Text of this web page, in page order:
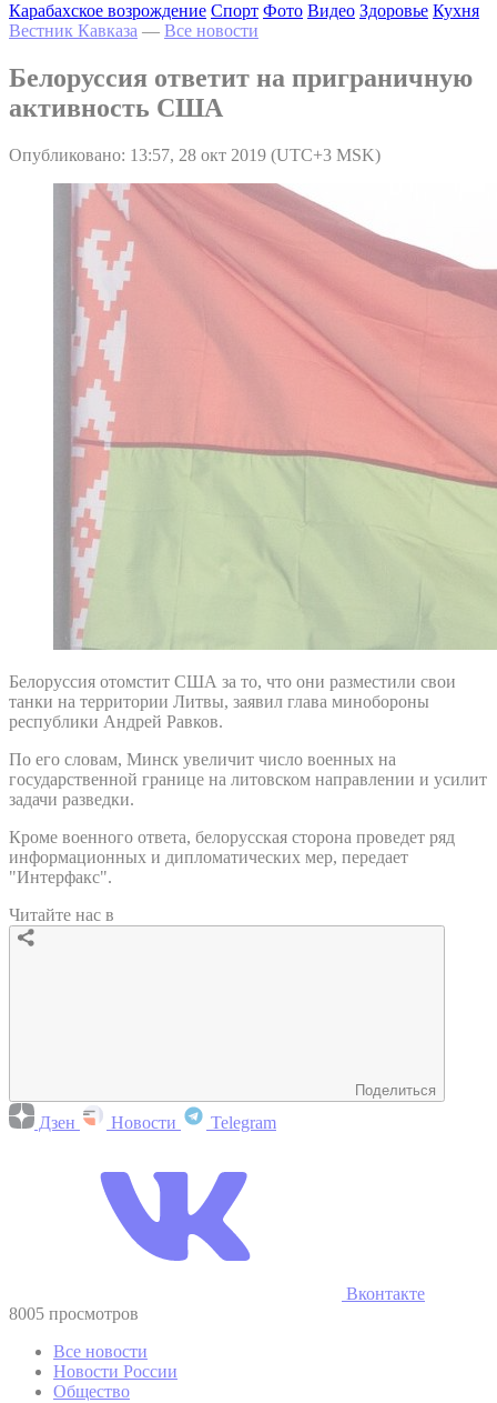
Карабахское возрождение Спорт Фото Видео Здоровье Кухня
Вестник Кавказа — Все новости
Белоруссия ответит на приграничную
активность США
Опубликовано: 13:57, 28 окт 2019 (UTC+3 MSK)
Белоруссия отомстит США за то, что они разместили свои
танки на территории Литвы, заявил глава минобороны
республики Андрей Равков.
По его словам, Минск увеличит число военных на
государственной границе на литовском направлении и усилит
задачи разведки.
Кроме военного ответа, белорусская сторона проведет ряд
информационных и дипломатических мер, передает
"Интерфакс".
Читайте нас в
Поделиться
Дзен Новости Telegram
Вконтакте
8005 просмотров
Все новости
Новости России
Общество